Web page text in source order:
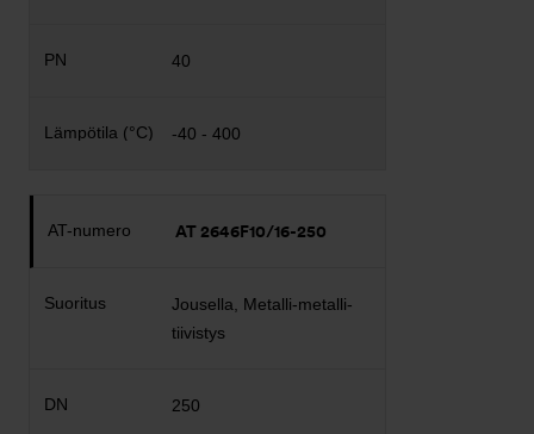
40
-40 - 400
AT 2646F10/16-250
Jousella, Metalli-metalli-
tiivistys
250